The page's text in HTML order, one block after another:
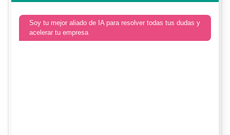
Soy tu mejor aliado de IA para resolver todas tus dudas y
acelerar tu empresa